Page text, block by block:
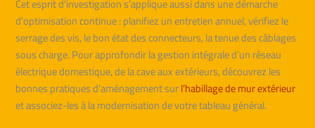
d’optimisation continue : planifiez un entretien annuel, vérifiez le
serrage des vis, le bon état des connecteurs, la tenue des câblages
sous charge. Pour approfondir la gestion intégrale d’un réseau
électrique domestique, de la cave aux extérieurs, découvrez les
bonnes pratiques d’aménagement surl’habillage de mur extérieur
et associez-les à la modernisation de votre tableau général.